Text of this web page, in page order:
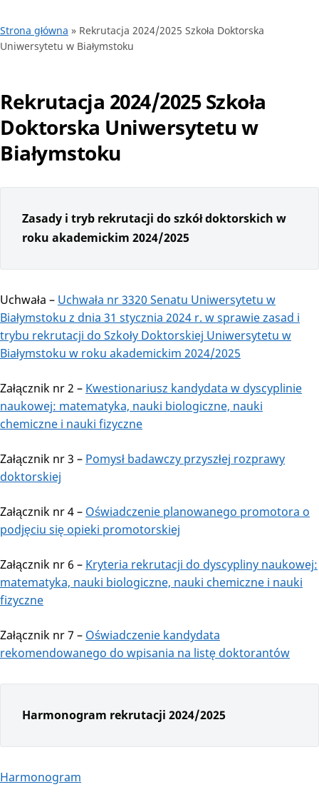
Strona główna » Rekrutacja 2024/2025 Szkoła Doktorska
Uniwersytetu w Białymstoku
Rekrutacja 2024/2025 Szkoła
Doktorska Uniwersytetu w
Białymstoku
Zasady i tryb rekrutacji do szkół doktorskich w
roku akademickim 2024/2025
Uchwała – Uchwała nr 3320 Senatu Uniwersytetu w
Białymstoku z dnia 31 stycznia 2024 r. w sprawie zasad i
trybu rekrutacji do Szkoły Doktorskiej Uniwersytetu w
Białymstoku w roku akademickim 2024/2025
Załącznik nr 2 – Kwestionariusz kandydata w dyscyplinie
naukowej: matematyka, nauki biologiczne, nauki
chemiczne i nauki fizyczne
Załącznik nr 3 – Pomysł badawczy przyszłej rozprawy
doktorskiej
Załącznik nr 4 – Oświadczenie planowanego promotora o
podjęciu się opieki promotorskiej
Załącznik nr 6 – Kryteria rekrutacji do dyscypliny naukowej:
matematyka, nauki biologiczne, nauki chemiczne i nauki
fizyczne
Załącznik nr 7 – Oświadczenie kandydata
rekomendowanego do wpisania na listę doktorantów
Harmonogram rekrutacji 2024/2025
Harmonogram